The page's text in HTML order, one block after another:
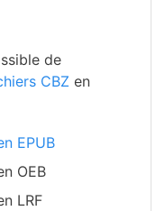
de
CBZ en
EPUB
OEB
LRF